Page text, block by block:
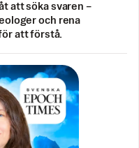
att söka svaren –
och rena
att förstå.